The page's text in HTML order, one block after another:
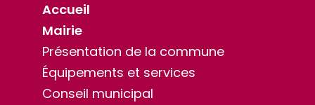
Accueil
Mairie
Présentation de la commune
Équipements et services
Conseil municipal